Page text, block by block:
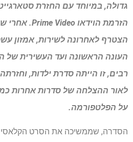
הצטרף לאחרונה לשירות, אמזון
העונה הראשונה ועד העשירית של
רבים, זו הייתה סדרת ילדות,
על הפלטפורמה.
הסדרה, שממשיכה את הסרט הקלאסי